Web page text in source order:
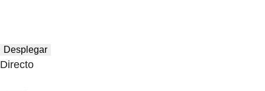
Desplegar
Directo